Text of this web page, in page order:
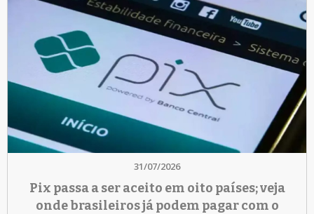
31/07/2026
Pix passa a ser aceito em oito países; veja
onde brasileiros já podem pagar com o